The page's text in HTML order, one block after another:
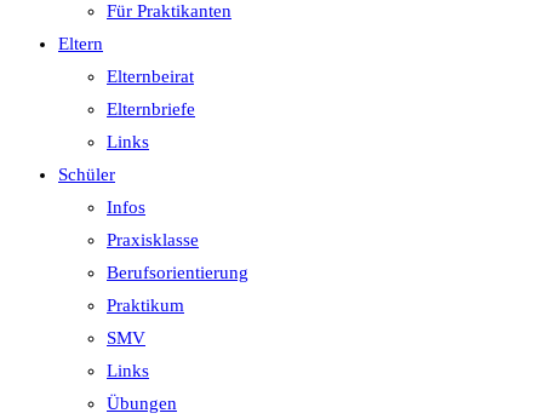
Für Praktikanten
Eltern
Elternbeirat
Elternbriefe
Links
Schüler
Infos
Praxisklasse
Berufsorientierung
Praktikum
SMV
Links
Übungen